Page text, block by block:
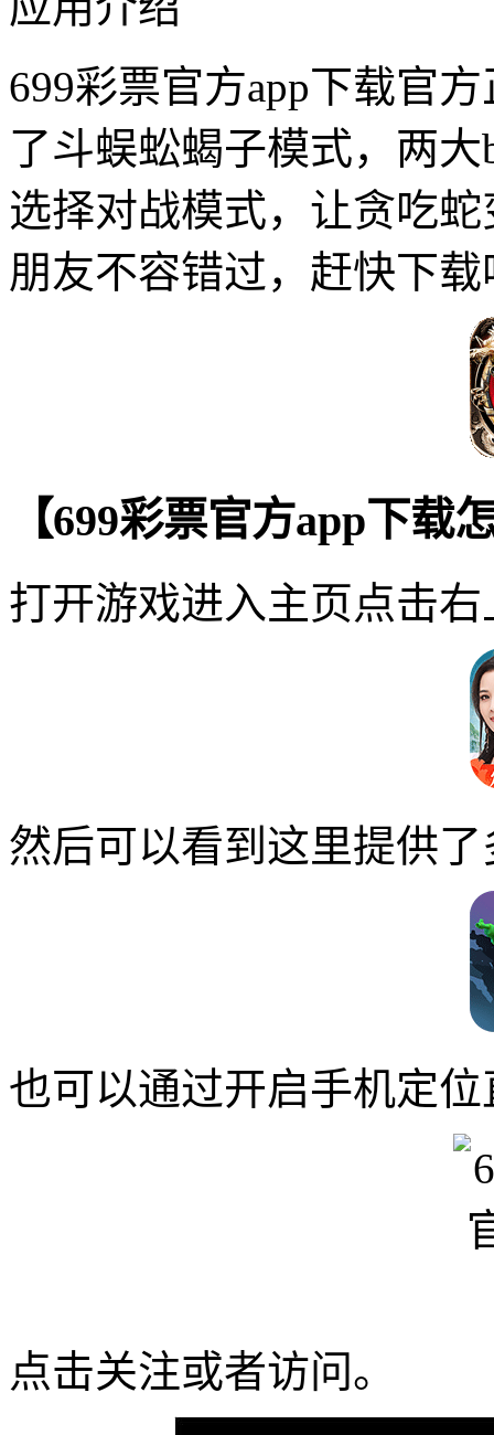
699彩票官方app下载官
了斗蜈蚣蝎子模式，两
选择对战模式，让贪吃
朋友不容错过，赶快下载
【699彩票官方app下载
打开游戏进入主页点击
然后可以看到这里提供
也可以通过开启手机定
点击关注或者访问。